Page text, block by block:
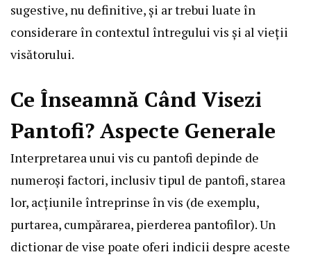
sugestive, nu definitive, și ar trebui luate în
considerare în contextul întregului vis și al vieții
visătorului.
Ce Înseamnă Când Visezi
Pantofi? Aspecte Generale
Interpretarea unui vis cu pantofi depinde de
numeroși factori, inclusiv tipul de pantofi, starea
lor, acțiunile întreprinse în vis (de exemplu,
purtarea, cumpărarea, pierderea pantofilor). Un
dictionar de vise poate oferi indicii despre aceste